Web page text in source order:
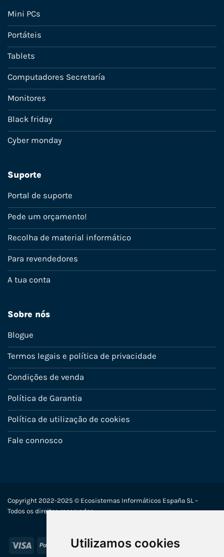
Utilizamos cookies
Mini PCs
Portáteis
Tablets
Computadores Secretaría
Monitores
Black friday
Cyber monday
Suporte
Portal de suporte
Pede um orçamento!
Recolha de material informático
Para revendedores
A tua conta
Sobre nós
Blogue
Termos legais e política de privacidade
Condições de venda
Política de Garantia
Política de utilização de cookies
Fale connosco
Copyright 2022-2025 © Ecosistemas Informáticos España SL –
Todos os direitos reservados
Visa PayPal Stripe MasterCard